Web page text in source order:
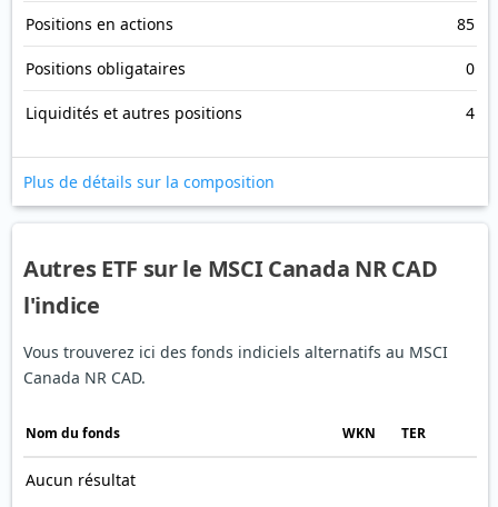
Positions en actions 85
Positions obligataires 0
Liquidités et autres positions 4
Plus de détails sur la composition
Autres ETF sur le MSCI Canada NR CAD
l'indice
Vous trouverez ici des fonds indiciels alternatifs au MSCI
Canada NR CAD.
Nom du fonds WKN TER
Aucun résultat